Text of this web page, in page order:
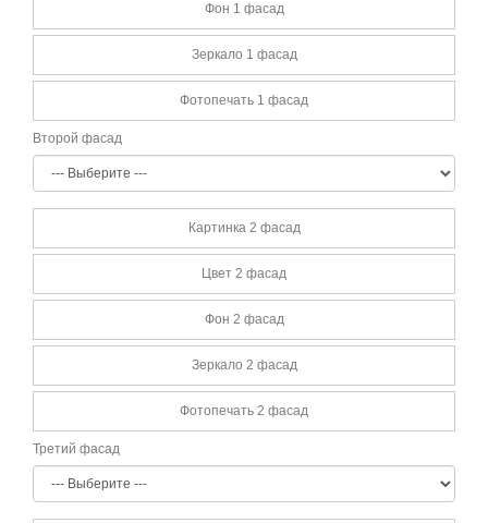
Фон 1 фасад
Зеркало 1 фасад
Фотопечать 1 фасад
Второй фасад
Картинка 2 фасад
Цвет 2 фасад
Фон 2 фасад
Зеркало 2 фасад
Фотопечать 2 фасад
Третий фасад